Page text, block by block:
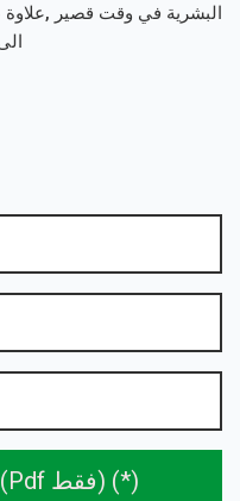
البشرية في وقت قصير
تحميل السيرة الذاتية (pdf فقط) (*)